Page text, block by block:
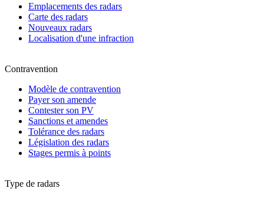
Emplacements des radars
Carte des radars
Nouveaux radars
Localisation d'une infraction
Contravention
Modèle de contravention
Payer son amende
Contester son PV
Sanctions et amendes
Tolérance des radars
Législation des radars
Stages permis à points
Type de radars